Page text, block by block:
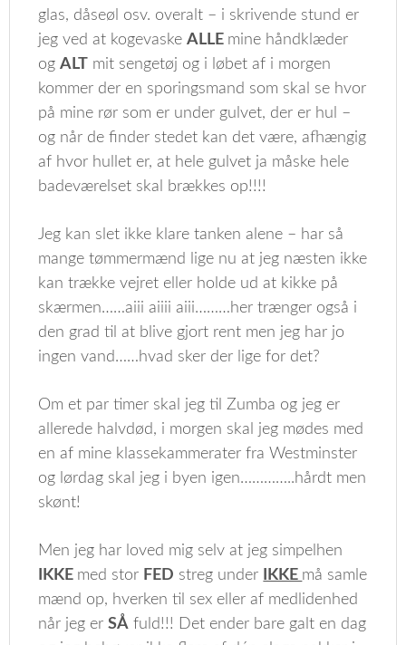
glas, dåseøl osv. overalt – i skrivende stund er
jeg ved at kogevaskeALLE mine håndklæder
ogALT mit sengetøj og i løbet af i morgen
kommer der en sporingsmand som skal se hvor
på mine rør som er under gulvet, der er hul –
og når de finder stedet kan det være, afhængig
af hvor hullet er, at hele gulvet ja måske hele
badeværelset skal brækkes op!!!!
Jeg kan slet ikke klare tanken alene – har så
mange tømmermænd lige nu at jeg næsten ikke
kan trække vejret eller holde ud at kikke på
skærmen……aiii aiiii aiii………her trænger også i
den grad til at blive gjort rent men jeg har jo
ingen vand……hvad sker der lige for det?
Om et par timer skal jeg til Zumba og jeg er
allerede halvdød, i morgen skal jeg mødes med
en af mine klassekammerater fra Westminster
og lørdag skal jeg i byen igen…………..hårdt men
skønt!
Men jeg har loved mig selv at jeg simpelhen
IKKE med stor FED streg under IKKE må samle
mænd op, hverken til sex eller af medlidenhed
når jeg erSÅ fuld!!! Det ender bare galt en dag